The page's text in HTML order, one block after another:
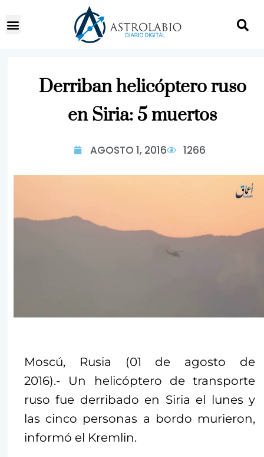
Derriban helicóptero ruso
en Siria: 5 muertos
AGOSTO 1, 2016 1266
Moscú, Rusia (01 de agosto de
2016).- Un helicóptero de transporte
ruso fue derribado en Siria el lunes y
las cinco personas a bordo murieron,
informó el Kremlin.